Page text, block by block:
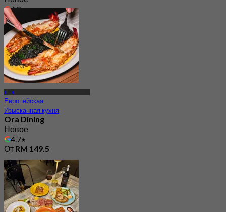
4.8
ОтRM 47.25
TTDI
Европейская
Изысканная кухня
Ora Dining
Новое
4.7
От RM 149.5